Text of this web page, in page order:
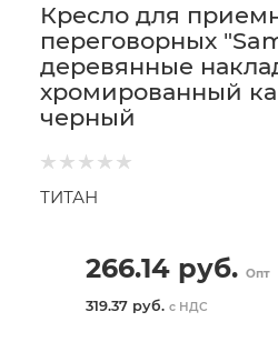
Кресло для
переговорных
деревянные
хромированный
черный
ТИТАН
266.14руб. Опт
319.37 руб. с НДС